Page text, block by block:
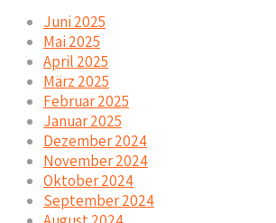
Juni 2025
Mai 2025
April 2025
März 2025
Februar 2025
Januar 2025
Dezember 2024
November 2024
Oktober 2024
September 2024